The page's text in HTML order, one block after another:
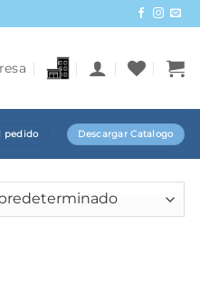
pedido Descargar Catalogo